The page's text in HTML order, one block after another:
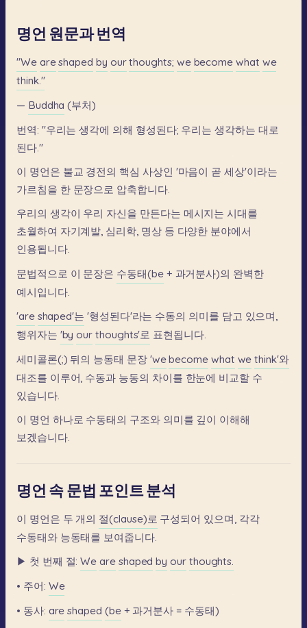
명언 원문과 번역
"We are shaped by our thoughts; we become what we
think."
— Buddha (부처)
번역: "우리는 생각에 의해 형성된다; 우리는 생각하는 대로
된다."
이 명언은 불교 경전의 핵심 사상인 '마음이 곧 세상'이라는
가르침을 한 문장으로 압축합니다.
우리의 생각이 우리 자신을 만든다는 메시지는 시대를
초월하여 자기계발, 심리학, 명상 등 다양한 분야에서
인용됩니다.
문법적으로 이 문장은 수동태(be + 과거분사)의 완벽한
예시입니다.
'are shaped'는 '형성된다'라는 수동의 의미를 담고 있으며,
행위자는 'by our thoughts'로 표현됩니다.
세미콜론(;) 뒤의 능동태 문장 'we become what we think'와
대조를 이루어, 수동과 능동의 차이를 한눈에 비교할 수
있습니다.
이 명언 하나로 수동태의 구조와 의미를 깊이 이해해
보겠습니다.
명언 속 문법 포인트 분석
이 명언은 두 개의 절(clause)로 구성되어 있으며, 각각
수동태와 능동태를 보여줍니다.
▶ 첫 번째 절: We are shaped by our thoughts.
• 주어: We
• 동사: are shaped (be + 과거분사 = 수동태)